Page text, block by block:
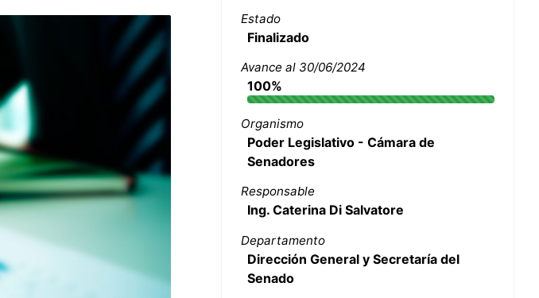
Estado
Finalizado
Avance al 30/06/2024
100%
Organismo
Poder Legislativo - Cámara de
Senadores
Responsable
Ing. Caterina Di Salvatore
Departamento
Dirección General y Secretaría del
Senado